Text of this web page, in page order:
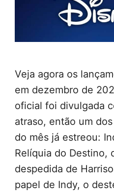
Veja agora os
em dezembro de
oficial foi divulgada
atraso, então um
do mês já estreou:
Relíquia do Destino,
despedida de
papel de Indy, o